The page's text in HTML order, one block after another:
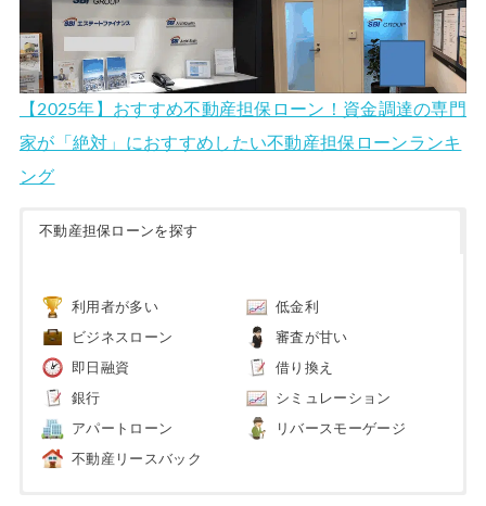
【2025年】おすすめ不動産担保ローン！資金調達の専門
家が「絶対」におすすめしたい不動産担保ローンランキ
ング
不動産担保ローンを探す
利用者が多い 低金利
ビジネスローン 審査が甘い
即日融資 借り換え
銀行 シミュレーション
アパートローン リバースモーゲージ
不動産リースバック